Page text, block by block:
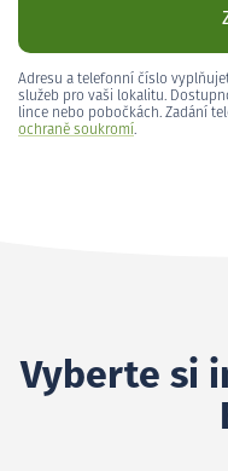
Adresu a telefonní číslo
služeb pro vaši lokalitu.
lince nebo pobočkách. Zadání
ochraně soukromí.
Vyberte si